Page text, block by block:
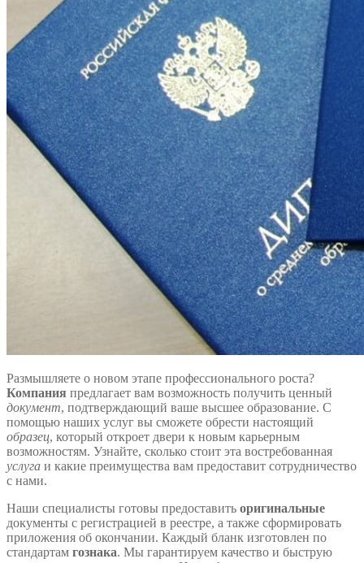
Размышляете о новом этапе профессионального роста?
Компания предлагает вам возможность получить ценный
документ, подтверждающий ваше высшее образование. С
помощью наших услуг вы сможете обрести настоящий
образец, который откроет двери к новым карьерным
возможностям. Узнайте, сколько стоит эта востребованная
услуга и какие преимущества вам предоставит сотрудничество
с нами.
Наши специалисты готовы предоставить оригинальные
документы с регистрацией в реестре, а также сформировать
приложения об окончании. Каждый бланк изготовлен по
стандартам гознака. Мы гарантируем качество и быструю